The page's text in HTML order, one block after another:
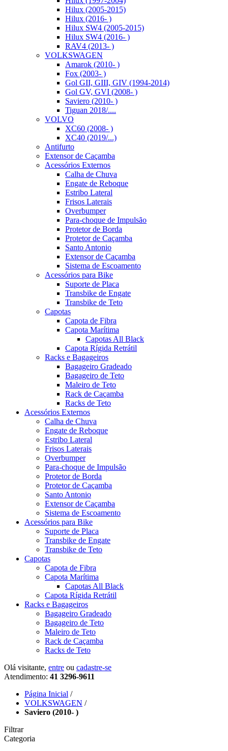
Hilux (2005-2015)
Hilux (2016- )
Hilux SW4 (2005-2015)
Hilux SW4 (2016- )
RAV4 (2013- )
VOLKSWAGEN
Amarok (2010- )
Fox (2003- )
Gol GII, GIII, GIV (1994-2014)
Gol GV, GVI (2008- )
Saviero (2010- )
Tiguan 2018/....
VOLVO
XC60 (2008- )
XC40 (2019/...)
Antifurto
Extensor de Caçamba
Acessórios Externos
Calha de Chuva
Engate de Reboque
Estribo Lateral
Frisos Laterais
Overbumper
Para-choque de Impulsão
Protetor de Borda
Protetor de Caçamba
Santo Antonio
Extensor de Caçamba
Sistema de Escoamento
Acessórios para Bike
Suporte de Placa
Transbike de Engate
Transbike de Teto
Capotas
Capota de Fibra
Capota Marítima
Capotas All Black
Capota Rígida Retrátil
Racks e Bagageiros
Bagageiro Gradeado
Bagageiro de Teto
Maleiro de Teto
Rack de Caçamba
Racks de Teto
Acessórios Externos
Calha de Chuva
Engate de Reboque
Estribo Lateral
Frisos Laterais
Overbumper
Para-choque de Impulsão
Protetor de Borda
Protetor de Caçamba
Santo Antonio
Extensor de Caçamba
Sistema de Escoamento
Acessórios para Bike
Suporte de Placa
Transbike de Engate
Transbike de Teto
Capotas
Capota de Fibra
Capota Marítima
Capotas All Black
Capota Rígida Retrátil
Racks e Bagageiros
Bagageiro Gradeado
Bagageiro de Teto
Maleiro de Teto
Rack de Caçamba
Racks de Teto
Olá visitante, entre ou cadastre-se
Atendimento: 41 3296-9611
Página Inicial /
VOLKSWAGEN /
Saviero (2010- )
Filtrar
Categoria